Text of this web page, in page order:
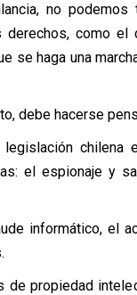
no
como
se haga una
debe hacerse
chilena
el espionaje y
informático, el
de propiedad